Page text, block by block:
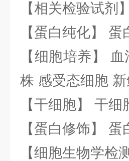
【相关检验试剂
【蛋白纯化】
【细胞培养】
株 感受态细胞
【干细胞】 干
【蛋白修饰】
【细胞生物学检